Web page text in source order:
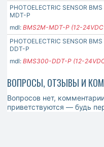
PHOTOELECTRIC SENSOR
MDT-P
mdl: BMS2M-MDT-P (12-
PHOTOELECTRIC SENSOR
DDT-P
mdl: BMS300-DDT-P (12-
ВОПРОСЫ, ОТЗЫВЫ И
Вопросов нет,
приветствуются — будь